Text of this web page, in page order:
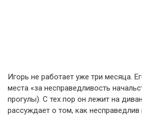
Игорь не работает уже три месяца.
места «за несправедливость
прогулы). С тех пор он лежит на
рассуждает о том, как несправедлив